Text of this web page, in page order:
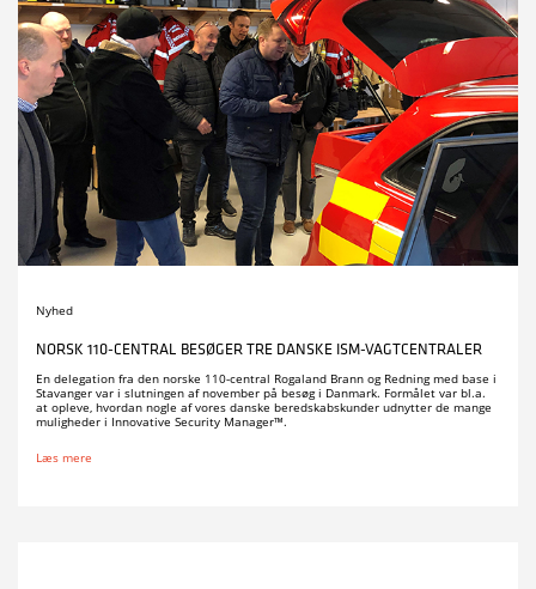
Nyhed
NORSK 110-CENTRAL BESØGER TRE DANSKE ISM-VAGTCENTRALER
En delegation fra den norske 110-central Rogaland Brann og Redning med base i
Stavanger var i slutningen af november på besøg i Danmark. Formålet var bl.a.
at opleve, hvordan nogle af vores danske beredskabskunder udnytter de mange
muligheder i Innovative Security Manager™.
Læs mere